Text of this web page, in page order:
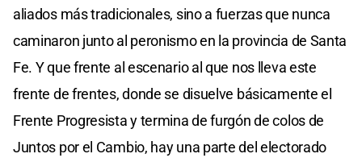
aliados más tradicionales, sino a fuerzas que nunca
caminaron junto al peronismo en la provincia de Santa
Fe. Y que frente al escenario al que nos lleva este
frente de frentes, donde se disuelve básicamente el
Frente Progresista y termina de furgón de colos de
Juntos por el Cambio, hay una parte del electorado